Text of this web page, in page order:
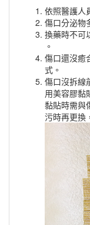
依照醫護人
傷口分泌物
換藥時不可
。
傷口還沒癒
式。
傷口沒拆線
用美容膠黏
黏貼時需與
污時再更換